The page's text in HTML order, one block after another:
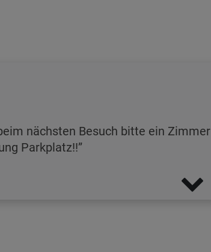
nächsten Besuch bitte ein Zimmer
Parkplatz!!